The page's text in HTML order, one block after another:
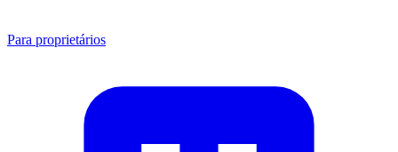
Para proprietários